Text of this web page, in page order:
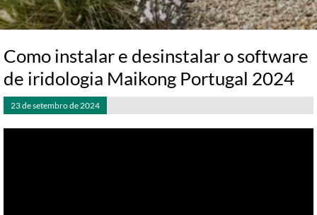
Como instalar e desinstalar o software
de iridologia Maikong Portugal 2024
23 de setembro de 2024